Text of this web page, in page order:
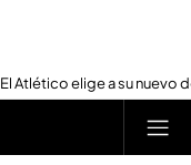
El Atlético elige a su nuevo